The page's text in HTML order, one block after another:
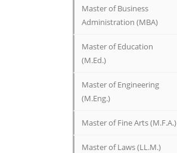
Master of Business
Administration (MBA)
Master of Education
(M.Ed.)
Master of Engineering
(M.Eng.)
Master of Fine Arts (M.F.A.)
Master of Laws (LL.M.)